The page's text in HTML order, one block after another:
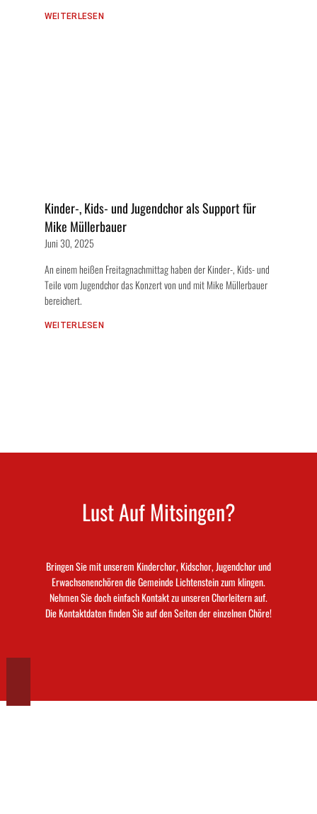
WEITERLESEN
Kinder-, Kids- und Jugendchor als Support für
Mike Müllerbauer
Juni 30, 2025
An einem heißen Freitagnachmittag haben der Kinder-, Kids- und
Teile vom Jugendchor das Konzert von und mit Mike Müllerbauer
bereichert.
WEITERLESEN
Lust Auf Mitsingen?
Bringen Sie mit unserem Kinderchor, Kidschor, Jugendchor und
Erwachsenenchören die Gemeinde Lichtenstein zum klingen.
Nehmen Sie doch einfach Kontakt zu unseren Chorleitern auf.
Die Kontaktdaten finden Sie auf den Seiten der einzelnen Chöre!